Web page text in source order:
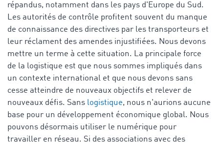
répandus, notamment dans les pays d'Europe du Sud.
Les autorités de contrôle profitent souvent du manque
de connaissance des directives par les transporteurs et
leur réclament des amendes injustifiées. Nous devons
mettre un terme à cette situation. La principale force
de la logistique est que nous sommes impliqués dans
un contexte international et que nous devons sans
cesse atteindre de nouveaux objectifs et relever de
nouveaux défis. Sans logistique, nous n'aurions aucune
base pour un développement économique global. Nous
pouvons désormais utiliser le numérique pour
travailler en réseau. Si des associations avec des